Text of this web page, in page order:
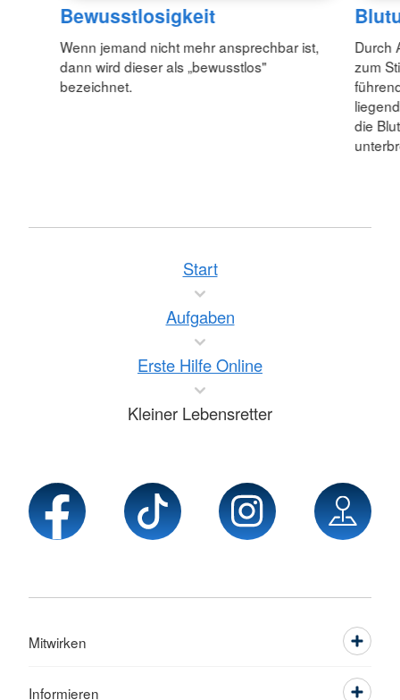
Bewusstlosigkeit
Wenn jemand nicht mehr ansprechbar ist,
dann wird dieser als „bewusstlos"
bezeichnet.
Durch
zum
die
Start
Aufgaben
Erste Hilfe Online
Kleiner Lebensretter
Mitwirken
Informieren